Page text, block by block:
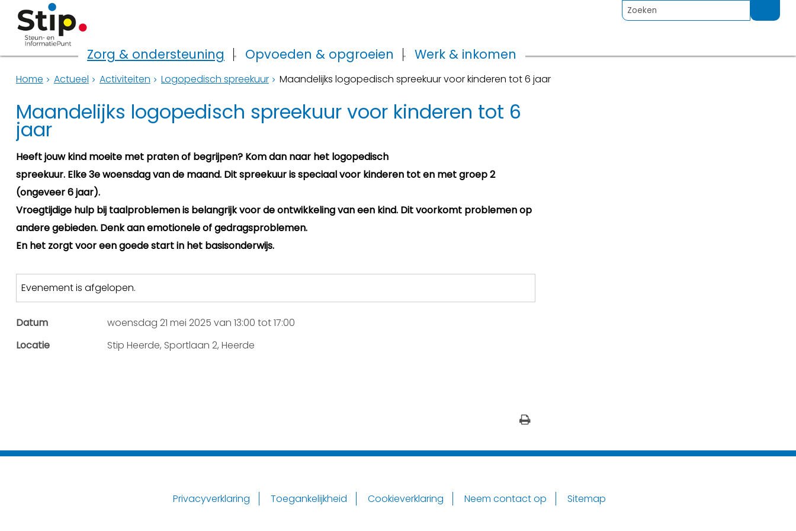
Zorg & ondersteuning Opvoeden & opgroeien Werk & inkomen
Home Actueel Activiteiten Logopedisch spreekuur Maandelijks logopedisch spreekuur voor kinderen tot 6 jaar
Maandelijks logopedisch spreekuur voor kinderen tot 6
jaar
Heeft jouw kind moeite met praten of begrijpen? Kom dan naar het logopedisch
spreekuur. Elke 3e woensdag van de maand. Dit spreekuur is speciaal voor kinderen tot en met groep 2
(ongeveer 6 jaar).
Vroegtijdige hulp bij taalproblemen is belangrijk voor de ontwikkeling van een kind. Dit voorkomt problemen op
andere gebieden. Denk aan emotionele of gedragsproblemen.
En het zorgt voor een goede start in het basisonderwijs.
Evenement is afgelopen.
Datum
woensdag 21 mei 2025 van 13:00 tot 17:00
Locatie
Stip Heerde, Sportlaan 2, Heerde
Privacyverklaring Toegankelijkheid Cookieverklaring Neem contact op Sitemap